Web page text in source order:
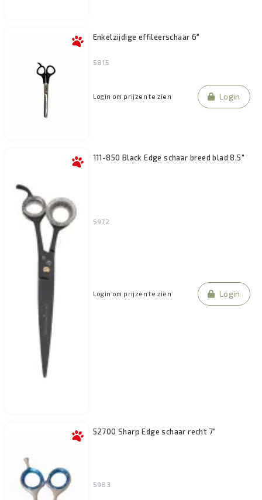
Enkelzijdige effileerschaar 6"
5815
Login om prijzen te zien Login
111-850 Black Edge schaar breed blad 8,5"
5972
Login om prijzen te zien Login
52700 Sharp Edge schaar recht 7"
5983